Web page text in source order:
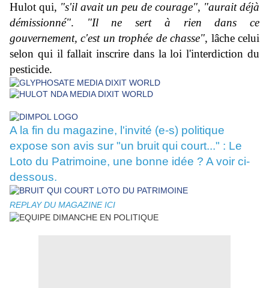
Hulot qui, "s'il avait un peu de courage", "aurait déjà
démissionné". "Il ne sert à rien dans ce
gouvernement, c'est un trophée de chasse", lâche celui
selon qui il fallait inscrire dans la loi l'interdiction du
pesticide.
A la fin du magazine, l'invité (e-s) politique
expose son avis sur "un bruit qui court..." : Le
Loto du Patrimoine, une bonne idée ? A voir ci-
dessous.
REPLAY DU MAGAZINE ICI